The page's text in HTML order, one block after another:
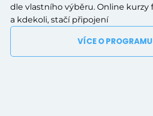
dle vlastního výběru. Online
a kdekoli, stačí připojení
VÍCE O PROGRAMU